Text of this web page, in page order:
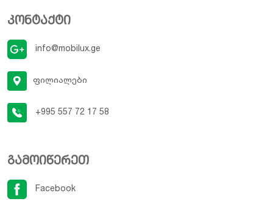
კონტაქტი
info@mobilux.ge
ფილიალები
+995 557 72 17 58
გამოიწერეთ
Facebook